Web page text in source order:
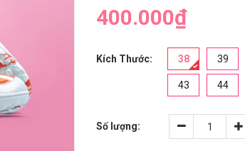
400.000₫
Kích Thước: 38 39
43 44
Số lượng: